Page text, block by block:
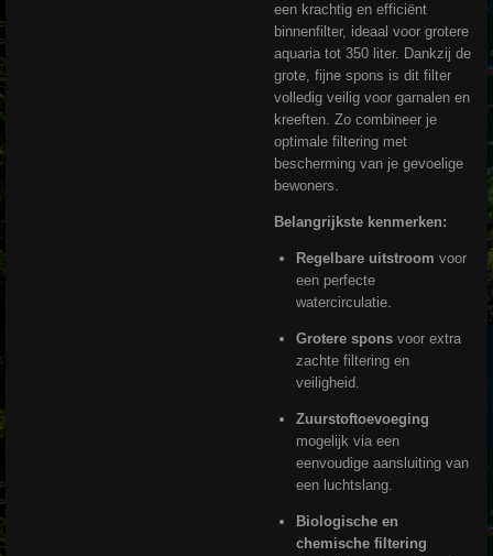
een krachtig en efficiënt
binnenfilter, ideaal voor grotere
aquaria tot 350 liter. Dankzij de
grote, fijne spons is dit filter
volledig veilig voor garnalen en
kreeften. Zo combineer je
optimale filtering met
bescherming van je gevoelige
bewoners.
Belangrijkste kenmerken:
Regelbare uitstroom voor
een perfecte
watercirculatie.
Grotere sponsvoor extra
zachte filtering en
veiligheid.
Zuurstoftoevoeging
mogelijk via een
eenvoudige aansluiting van
een luchtslang.
Biologische en
chemische filtering